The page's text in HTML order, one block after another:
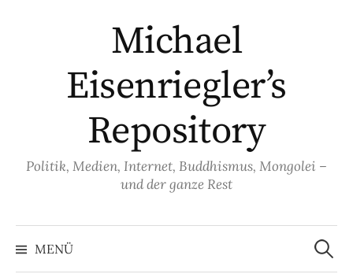
Michael
Eisenriegler’s
Repository
Politik, Medien, Internet, Buddhismus, Mongolei –
und der ganze Rest
MENÜ
Suchen
nach: